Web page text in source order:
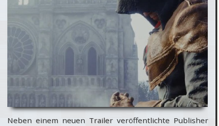
Neben einem neuen Trailer veröffentlichte Publisher